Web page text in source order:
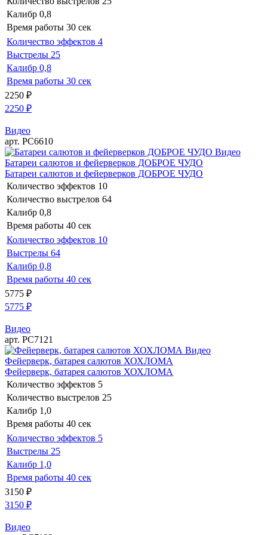
Калибр 0,8
Время работы 30 сек
Количество эффектов 4
Выстрелы 25
Калибр 0,8
Время работы 30 сек
2250 ₽
2250 ₽
Видео
арт. РС6610
Видео
Батареи салютов и фейерверков ДОБРОЕ ЧУДО
Батареи салютов и фейерверков ДОБРОЕ ЧУДО
Количество эффектов 10
Количество выстрелов 64
Калибр 0,8
Время работы 40 сек
Количество эффектов 10
Выстрелы 64
Калибр 0,8
Время работы 40 сек
5775 ₽
5775 ₽
Видео
арт. РС7121
Видео
Фейерверк, батарея салютов ХОХЛОМА
Фейерверк, батарея салютов ХОХЛОМА
Количество эффектов 5
Количество выстрелов 25
Калибр 1,0
Время работы 40 сек
Количество эффектов 5
Выстрелы 25
Калибр 1,0
Время работы 40 сек
3150 ₽
3150 ₽
Видео